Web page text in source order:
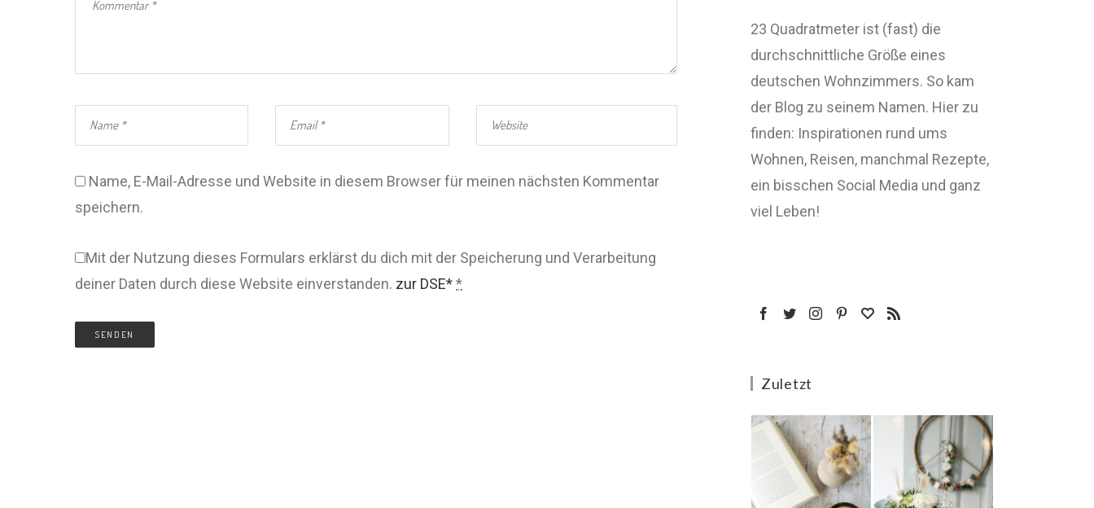
Name, E-Mail-Adresse und Website in diesem Browser für meinen nächsten Kommentar
speichern.
Mit der Nutzung dieses Formulars erklärst du dich mit der Speicherung und Verarbeitung
deiner Daten durch diese Website einverstanden. zur DSE**
23 Quadratmeter ist (fast) die
durchschnittliche Größe eines
deutschen Wohnzimmers. So kam
der Blog zu seinem Namen. Hier zu
finden: Inspirationen rund ums
Wohnen, Reisen, manchmal Rezepte,
ein bisschen Social Media und ganz
viel Leben!
Zuletzt